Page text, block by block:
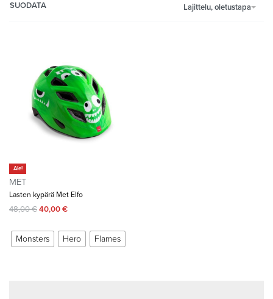
Lajittelu, oletustapa
SUODATA
Ale!
MET
Lasten kypärä Met Elfo
48,00€40,00€
Monsters Hero Flames